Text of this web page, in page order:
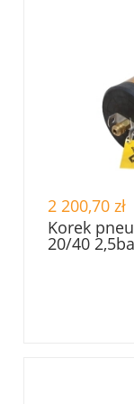
2 200,70 zł
Korek
20/40